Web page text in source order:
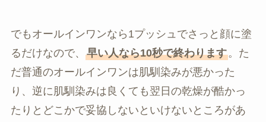
でもオールインワンなら1プッシュでさっと顔に塗
るだけなので、 早い人なら10秒で終わります。た
だ普通のオールインワンは肌馴染みが悪かった
り、逆に肌馴染みは良くても翌日の乾燥が酷かっ
たりとどこかで妥協しないといけないところがあ